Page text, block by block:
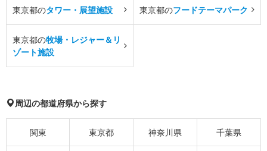
東京都のタワー・展望施設 東京都のフードテーマパーク
東京都の牧場・レジャー＆リ
ゾート施設
周辺の都道府県から探す
関東 東京都 神奈川県 千葉県